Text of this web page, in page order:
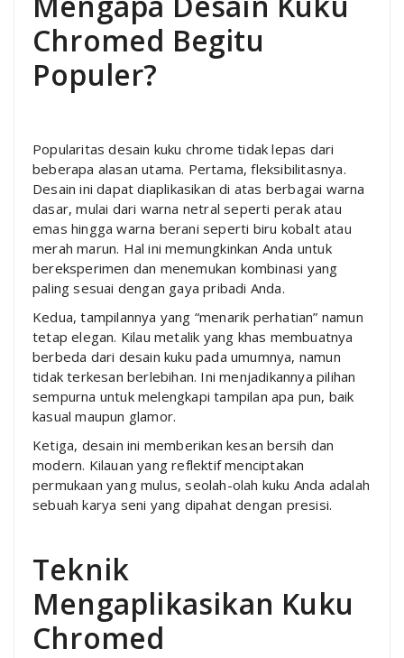
Chromed Begitu
Populer?
Popularitas desain kuku chrome tidak lepas dari
beberapa alasan utama. Pertama, fleksibilitasnya.
Desain ini dapat diaplikasikan di atas berbagai warna
dasar, mulai dari warna netral seperti perak atau
emas hingga warna berani seperti biru kobalt atau
merah marun. Hal ini memungkinkan Anda untuk
bereksperimen dan menemukan kombinasi yang
paling sesuai dengan gaya pribadi Anda.
Kedua, tampilannya yang “menarik perhatian” namun
tetap elegan. Kilau metalik yang khas membuatnya
berbeda dari desain kuku pada umumnya, namun
tidak terkesan berlebihan. Ini menjadikannya pilihan
sempurna untuk melengkapi tampilan apa pun, baik
kasual maupun glamor.
Ketiga, desain ini memberikan kesan bersih dan
modern. Kilauan yang reflektif menciptakan
permukaan yang mulus, seolah-olah kuku Anda adalah
sebuah karya seni yang dipahat dengan presisi.
Teknik
Mengaplikasikan Kuku
Chromed